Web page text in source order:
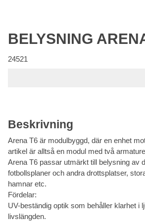
BELYSNING
24521
Beskrivning
Arena T6 är modulbyggd, där en enhet
artikel är alltså en modul med två
Arena T6 passar utmärkt till belysning av
fotbollsplaner och andra drottsplatser,
hamnar etc.
Fördelar:
UV-beständig optik som behåller klarhet i
livslängden.